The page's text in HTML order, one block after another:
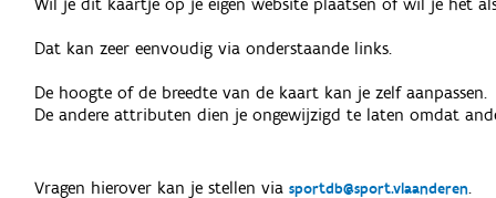
Dat kan zeer eenvoudig via onderstaande links.
De hoogte of de breedte van de kaart kan je zelf aanpassen.
De andere attributen dien je ongewijzigd te laten omdat
Vragen hierover kan je stellen viasportdb@sport.vlaanderen.